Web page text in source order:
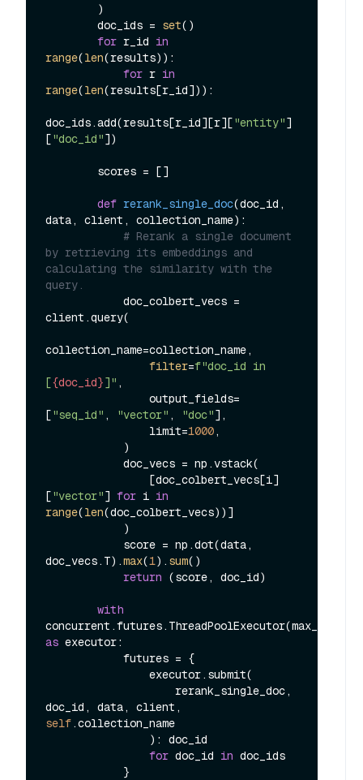
        doc_ids =
set()
for r_id in
range(len(results)):
for r in
range(len(results[r_id])):
doc_ids.add(results[r_id][r]["entity"]
["doc_id"])
def rerank_single_doc(doc_id,
data, client, collection_name):
# Rerank a single document
by retrieving its embeddings and
calculating the similarity with the
query.
client.query(
collection_name=collection_name,
filter=f"doc_id in
[{doc_id}]" ,
["seq_id" , "vector" , "doc"],
                limit=
1000,
["vector"] for i in
range(len(doc_colbert_vecs))]
doc_vecs.T).max(1). sum()
return (score, doc_id)
with
as executor:
self.collection_name
for doc_id in doc_ids